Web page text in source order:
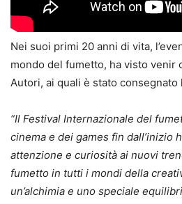
Nei suoi primi 20 anni di vita,
mondo del fumetto, ha visto venir
Autori, ai quali è stato consegnato
“Il Festival Internazionale del
cinema e dei games fin dall’inizio
attenzione e curiosità ai nuovi
fumetto in tutti i mondi della
un’alchimia e uno speciale